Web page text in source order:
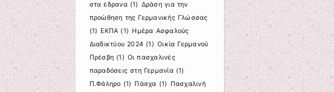
στα έδρανα(1) Δράση για την
προώθηση της Γερμανικής Γλώσσας
(1) ΕΚΠΑ (1) Ημέρα Ασφαλούς
Διαδικτύου 2024 (1) Οικία Γερμανού
Πρέσβη (1) Οι πασχαλινές
παραδόσεις στη Γερμανία(1)
Π.Φάληρο (1) Πάσχα (1)
Πασχαλινή